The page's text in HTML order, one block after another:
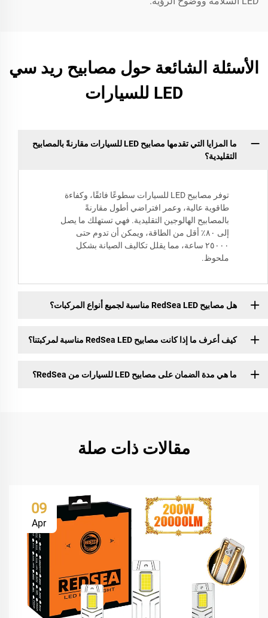
الأسئلة الشائعة حول مصابيح ريد سي
LED للسيارات
ما المزايا التي تقدمها مصابيح LED للسيارات مقارنةً بالمصابيح
التقليدية؟
توفر مصابيح LED للسيارات سطوعًا فائقًا، وكفاءة
طاقوية عالية، وعمر افتراضي أطول مقارنةً
بالمصابيح الهالوجين التقليدية. فهي تستهلك ما يصل
إلى ٨٠٪ أقل من الطاقة، ويمكن أن تدوم حتى
٢٥٠٠٠ ساعة، مما يقلل تكاليف الصيانة بشكل
ملحوظ.
هل مصابيح RedSea LED مناسبة لجميع أنواع المركبات؟
كيف أعرف ما إذا كانت مصابيح RedSea LED مناسبة لمركبتنا؟
ما هي مدة الضمان على مصابيح LED للسيارات من RedSea؟
مقالات ذات صلة
09
Apr